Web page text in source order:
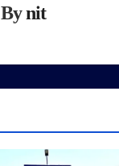
Bynit